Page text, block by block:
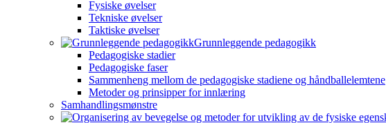
Fysiske øvelser
Tekniske øvelser
Taktiske øvelser
Grunnleggende pedagogikk
Pedagogiske stadier
Pedagogiske faser
Sammenheng mellom de pedagogiske stadiene og håndballelemtene
Metoder og prinsipper for innlæring
Samhandlingsmønstre